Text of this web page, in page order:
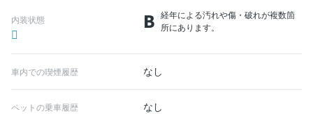
内装状態 B 経年による汚れや傷・破れが複数箇
所にあります。
車内での喫煙履歴 なし
ペットの乗車履歴 なし